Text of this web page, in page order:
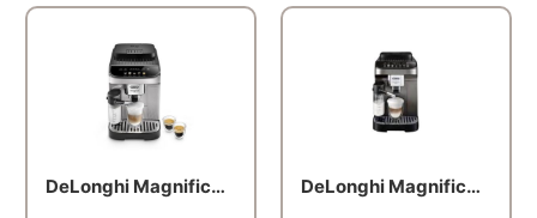
DeLonghi Magnifica ECAM 290.61.SB DeLonghi Magnifica Evo ECAM 290.81.TB